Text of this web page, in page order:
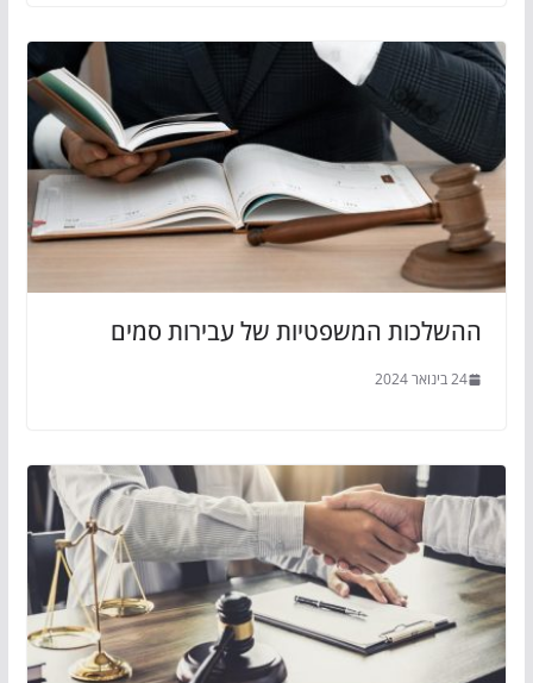
ההשלכות המשפטיות של עבירות סמים
24 בינואר 2024